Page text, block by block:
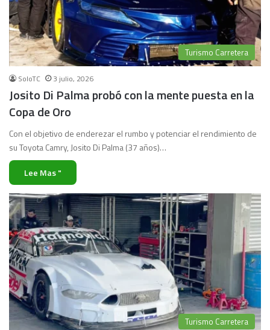
Turismo Carretera
SoloTC 3 julio, 2026
Josito Di Palma probó con la mente puesta en la
Copa de Oro
Con el objetivo de enderezar el rumbo y potenciar el rendimiento de
su Toyota Camry, Josito Di Palma (37 años)…
Lee Mas "
Turismo Carretera